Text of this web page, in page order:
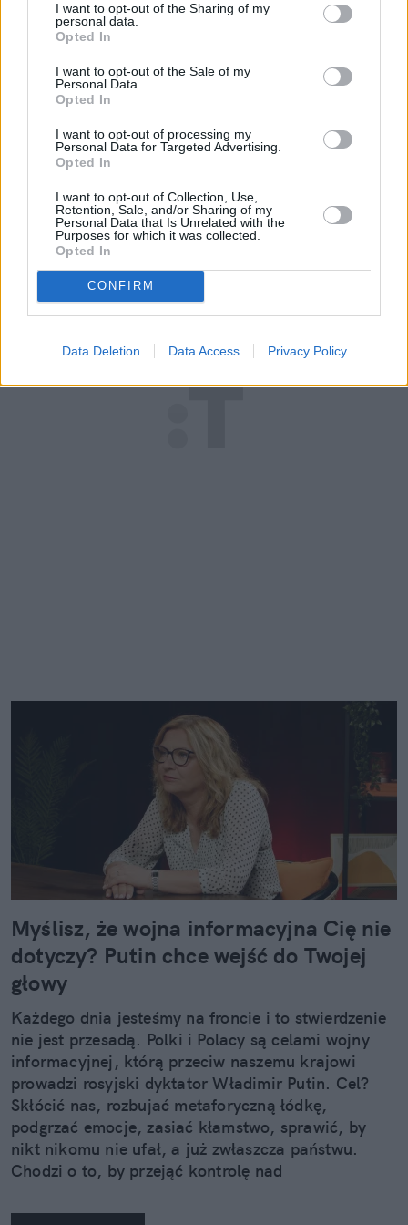
I want to opt-out of the Sharing of my
personal data.
Opted In
I want to opt-out of the Sale of my
Personal Data.
Opted In
I want to opt-out of processing my
Personal Data for Targeted Advertising.
Opted In
I want to opt-out of Collection, Use,
Retention, Sale, and/or Sharing of my
Personal Data that Is Unrelated with the
Purposes for which it was collected.
Opted In
CONFIRM
Data Deletion Data Access Privacy Policy
wjedziesz w dziurę albo trafi cię nagła zmiana
temperatury, "pajączek" pójdzie dalej i zamiast
szyby. Wybrałem się do serwisu Autoglass®, żeby
na własne oczy zobaczyć, jak profesjonaliści radzą
Czytaj całość
Myślisz, że wojna informacyjna Cię nie
dotyczy? Putin chce wejść do Twojej
głowy
Każdego dnia jesteśmy na froncie i to stwierdzenie
nie jest przesadą. Polki i Polacy są celami wojny
informacyjnej, którą przeciw naszemu krajowi
prowadzi rosyjski dyktator Władimir Putin. Cel?
Skłócić nas, rozbujać metaforyczną łódkę,
podgrzać emocje, zasiać kłamstwo, sprawić, by
nikt nikomu nie ufał, a już zwłaszcza państwu.
Chodzi o to, by przejąć kontrolę nad
ludzi, często nie trzeba już tradycyjnie rozumianej